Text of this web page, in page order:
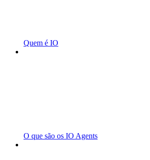
Quem é IO
O que são os IO Agents